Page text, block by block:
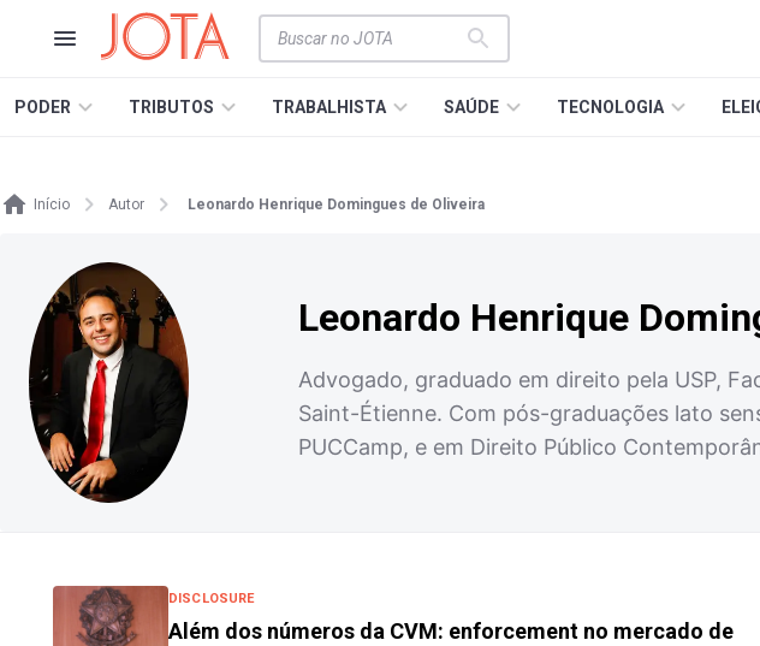
PODER TRIBUTOS TRABALHISTA SAÚDE TECNOLOGIA
Início Autor Leonardo Henrique Domingues de Oliveira
Leonardo Henrique
Advogado, graduado em direito pela USP,
Saint-Étienne. Com pós-graduações lato
PUCCamp, e em Direito Público
DISCLOSURE
Além dos números da CVM: enforcement no mercado de